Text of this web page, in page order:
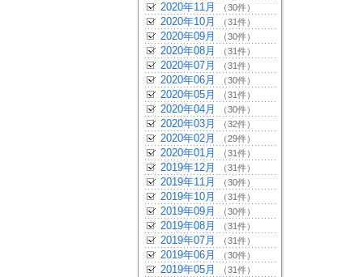
2020年11月 （30件）
2020年10月 （31件）
2020年09月 （30件）
2020年08月 （31件）
2020年07月 （31件）
2020年06月 （30件）
2020年05月 （31件）
2020年04月 （30件）
2020年03月 （32件）
2020年02月 （29件）
2020年01月 （31件）
2019年12月 （31件）
2019年11月 （30件）
2019年10月 （31件）
2019年09月 （30件）
2019年08月 （31件）
2019年07月 （31件）
2019年06月 （30件）
2019年05月 （31件）